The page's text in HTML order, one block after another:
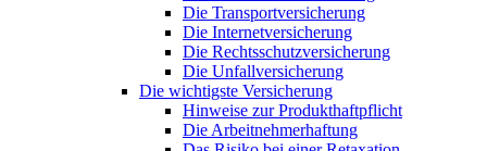
Die Transportversicherung
Die Internetversicherung
Die Rechtsschutzversicherung
Die Unfallversicherung
Die wichtigste Versicherung
Hinweise zur Produkthaftpflicht
Die Arbeitnehmerhaftung